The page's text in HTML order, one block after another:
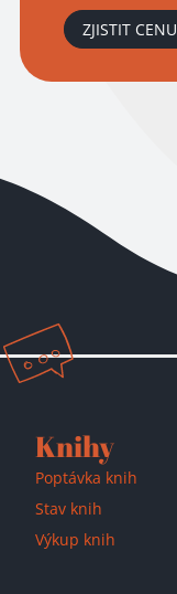
ZJISTIT CENU
Knihy
Poptávka knih
Stav knih
Výkup knih